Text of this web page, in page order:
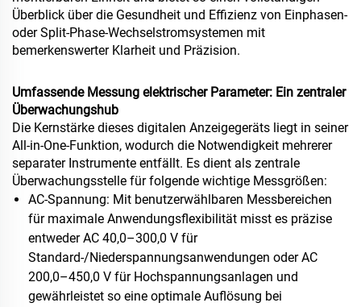
Überblick über die Gesundheit und Effizienz von Einphasen-
oder Split-Phase-Wechselstromsystemen mit
bemerkenswerter Klarheit und Präzision.
Umfassende Messung elektrischer Parameter: Ein zentraler
Überwachungshub
Die Kernstärke dieses digitalen Anzeigegeräts liegt in seiner
All-in-One-Funktion, wodurch die Notwendigkeit mehrerer
separater Instrumente entfällt. Es dient als zentrale
Überwachungsstelle für folgende wichtige Messgrößen:
AC-Spannung: Mit benutzerwählbaren Messbereichen
für maximale Anwendungsflexibilität misst es präzise
entweder AC 40,0–300,0 V für
Standard-/Niederspannungsanwendungen oder AC
200,0–450,0 V für Hochspannungsanlagen und
gewährleistet so eine optimale Auflösung bei